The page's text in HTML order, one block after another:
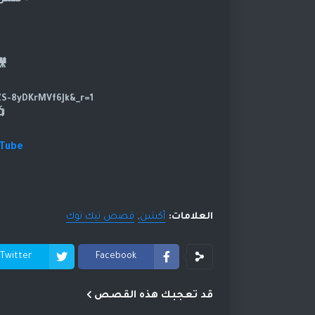
العلامات: أكشن قصص تيك توك
Facebook
Twitter
قد تعجبك هذه القصص